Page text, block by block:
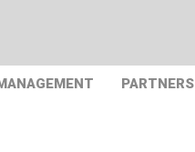
PARTNERS